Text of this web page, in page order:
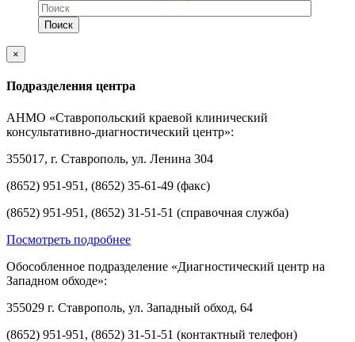
×
Подразделения центра
АНМО «Ставропольский краевой клинический
консультативно-диагностический центр»:
355017, г. Ставрополь, ул. Ленина 304
(8652) 951-951, (8652) 35-61-49 (факс)
(8652) 951-951, (8652) 31-51-51 (справочная служба)
Посмотреть подробнее
Обособленное подразделение «Диагностический центр на
Западном обходе»:
355029 г. Ставрополь, ул. Западный обход, 64
(8652) 951-951, (8652) 31-51-51 (контактный телефон)